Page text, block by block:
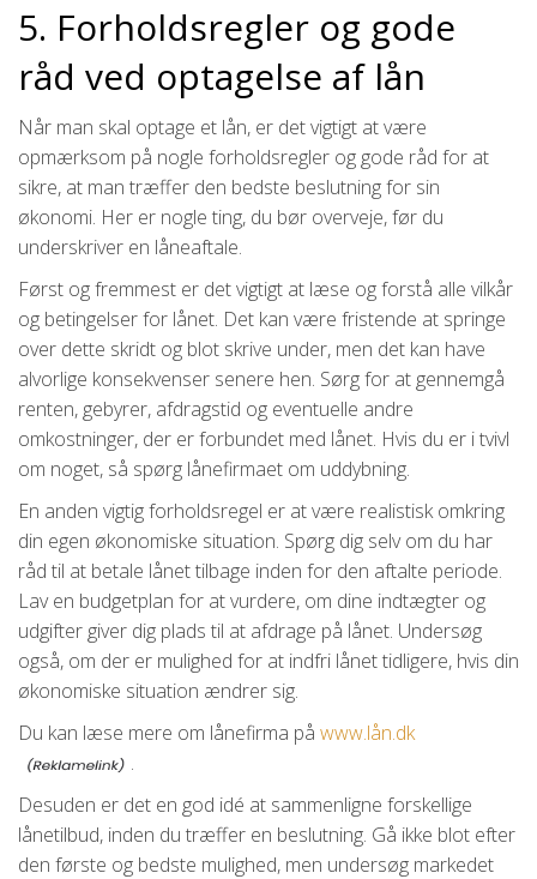
5. Forholdsregler og gode
råd ved optagelse af lån
Når man skal optage et lån, er det vigtigt at være
opmærksom på nogle forholdsregler og gode råd for at
sikre, at man træffer den bedste beslutning for sin
økonomi. Her er nogle ting, du bør overveje, før du
underskriver en låneaftale.
Først og fremmest er det vigtigt at læse og forstå alle vilkår
og betingelser for lånet. Det kan være fristende at springe
over dette skridt og blot skrive under, men det kan have
alvorlige konsekvenser senere hen. Sørg for at gennemgå
renten, gebyrer, afdragstid og eventuelle andre
omkostninger, der er forbundet med lånet. Hvis du er i tvivl
om noget, så spørg lånefirmaet om uddybning.
En anden vigtig forholdsregel er at være realistisk omkring
din egen økonomiske situation. Spørg dig selv om du har
råd til at betale lånet tilbage inden for den aftalte periode.
Lav en budgetplan for at vurdere, om dine indtægter og
udgifter giver dig plads til at afdrage på lånet. Undersøg
også, om der er mulighed for at indfri lånet tidligere, hvis din
økonomiske situation ændrer sig.
Du kan læse mere om lånefirma på www.lån.dk
.
Desuden er det en god idé at sammenligne forskellige
lånetilbud, inden du træffer en beslutning. Gå ikke blot efter
den første og bedste mulighed, men undersøg markedet